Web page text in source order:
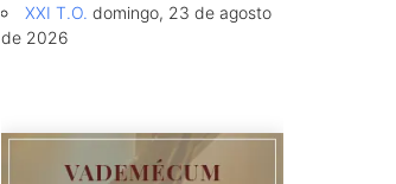
XXI T.O. domingo, 23 de agosto
de 2026